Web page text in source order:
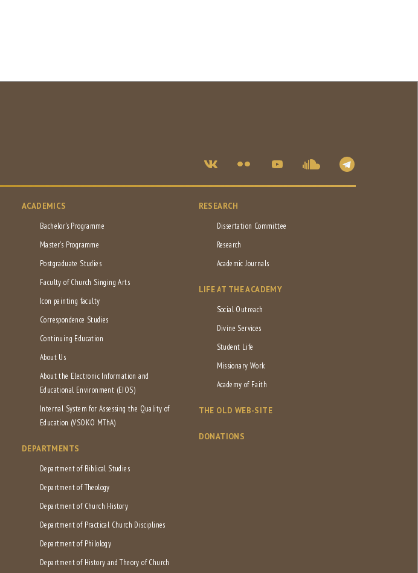
ACADEMICS
Bachelor's Programme
Master's Programme
Postgraduate Studies
Faculty of Church Singing Arts
Icon painting faculty
Correspondence Studies
Continuing Education
About Us
About the Electronic Information and
Educational Environment (EIOS)
Internal System for Assessing the Quality of
Education (VSOKO MThA)
DEPARTMENTS
Department of Biblical Studies
Department of Theology
Department of Church History
Department of Practical Church Disciplines
Department of Philology
Department of History and Theory of Church
RESEARCH
Dissertation Committee
Research
Academic Journals
LIFE AT THE ACADEMY
Social Outreach
Divine Services
Student Life
Missionary Work
Academy of Faith
THE OLD WEB-SITE
DONATIONS